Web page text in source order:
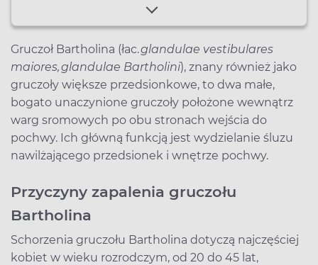
Gruczoł Bartholina (łac.glandulae vestibulares
maiores, glandulae Bartholini), znany również jako
gruczoły większe przedsionkowe, to dwa małe,
bogato unaczynione gruczoły położone wewnątrz
warg sromowych po obu stronach wejścia do
pochwy. Ich główną funkcją jest wydzielanie śluzu
nawilżającego przedsionek i wnętrze pochwy.
Przyczyny zapalenia gruczołu
Bartholina
Schorzenia gruczołu Bartholina dotyczą najczęściej
kobiet w wieku rozrodczym, od 20 do 45 lat,